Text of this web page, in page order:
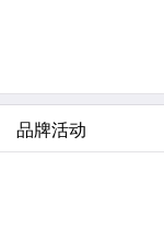
品牌活动